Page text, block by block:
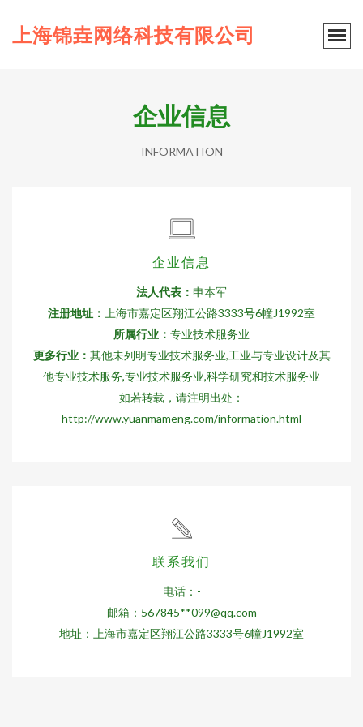
上海锦垚网络科技有限公司
企业信息
INFORMATION
企业信息
法人代表： 申本军
注册地址：
上海市嘉定区翔江公路3333号6幢J1992室
所属行业： 专业技术服务业
更多行业： 其他未列明专业技术服务业,工业与专业设计及其
他专业技术服务,专业技术服务业,科学研究和技术服务业
如若转载，请注明出处：
http://www.yuanmameng.com/information.html
联系我们
电话：-
邮箱：567845**099@qq.com
地址：上海市嘉定区翔江公路3333号6幢J1992室